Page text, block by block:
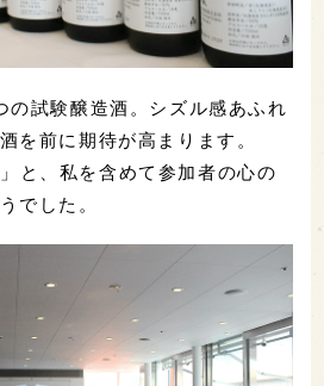
の試験醸造酒。シズル感あふれ
を前に期待が高まります。
と、私を含めて参加者の心の
でした。